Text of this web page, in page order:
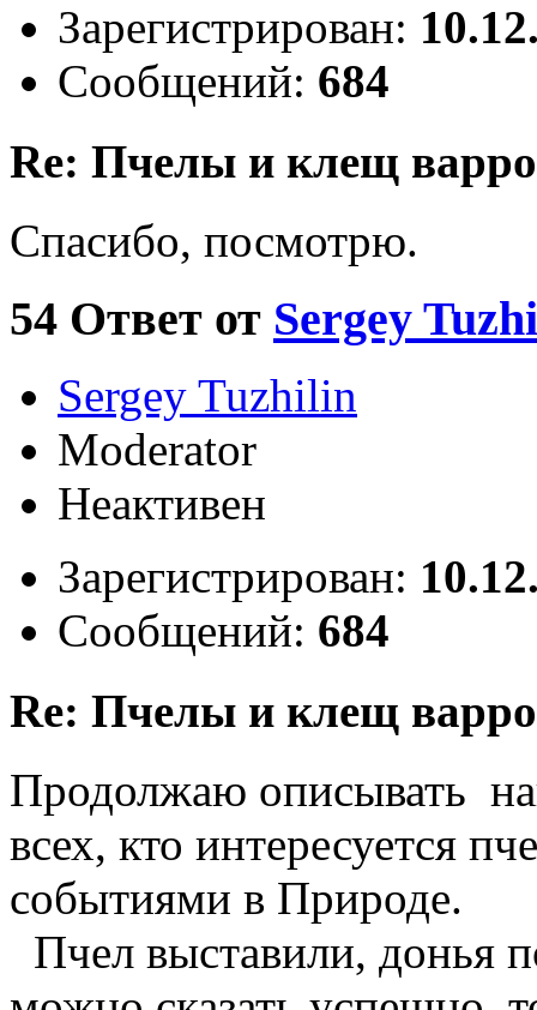
Зарегистрирован:
Сообщений: 684
Re: Пчелы и клещ
Спасибо, посмотрю.
54 Ответ от Sergey
Sergey Tuzhilin
Moderator
Неактивен
Зарегистрирован:
Сообщений: 684
Re: Пчелы и клещ
Продолжаю описывать
всех, кто интересуется
событиями в Природе.
Пчел выставили, донья